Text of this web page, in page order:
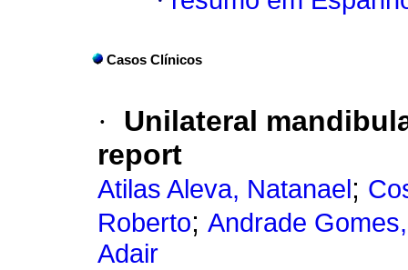
Casos Clínicos
·
Unilateral
report
Atilas Aleva, Natanael ;
Roberto; Andrade
Adair